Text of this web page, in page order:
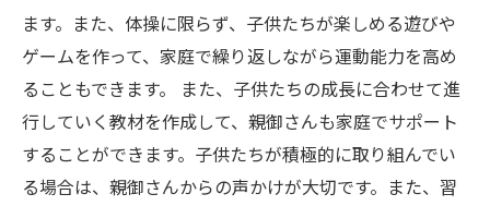
ます。また、体操に限らず、子供たちが楽しめる遊びや
ゲームを作って、家庭で繰り返しながら運動能力を高め
ることもできます。 また、子供たちの成長に合わせて進
行していく教材を作成して、親御さんも家庭でサポート
することができます。子供たちが積極的に取り組んでい
る場合は、親御さんからの声かけが大切です。また、習